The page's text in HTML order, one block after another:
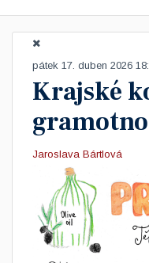
pátek 17. duben 2026
Krajské
Jaroslava Bártlová